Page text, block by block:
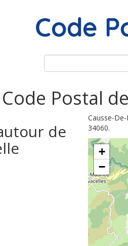
Code Postal
de
Causse-
34060.
+
−